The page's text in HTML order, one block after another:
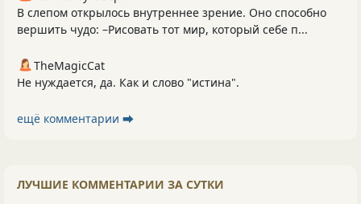
В слепом открылось внутреннее зрение. Оно способно
вершить чудо: –Рисовать тот мир, который себе п...
TheMagicCat
Не нуждается, да. Как и слово "истина".
ещё комментарии ⮕
ЛУЧШИЕ КОММЕНТАРИИ ЗА СУТКИ